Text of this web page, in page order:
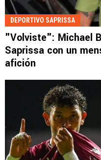
DEPORTIVO SAPRISSA
"Volviste": Michael
Saprissa con un
afición